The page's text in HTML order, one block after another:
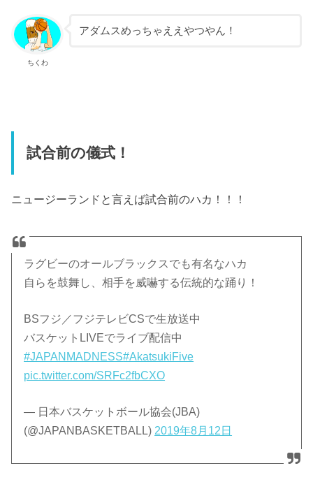
ちくわ
アダムスめっちゃええやつやん！
試合前の儀式！
ニュージーランドと言えば試合前のハカ！！！
ラグビーのオールブラックスでも有名なハカ
自らを鼓舞し、相手を威嚇する伝統的な踊り！
BSフジ／フジテレビCSで生放送中
バスケットLIVEでライブ配信中
#JAPANMADNESS#AkatsukiFive
pic.twitter.com/SRFc2fbCXO
— 日本バスケットボール協会(JBA)
(@JAPANBASKETBALL) 2019年8月12日